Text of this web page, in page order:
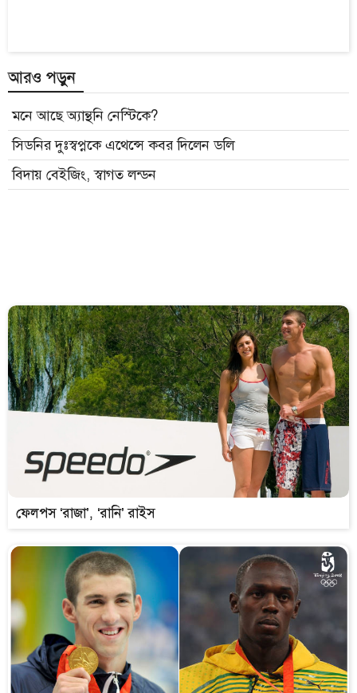
আরও পড়ুন
মনে আছে অ্যান্থনি নেস্টিকে?
সিডনির দুঃস্বপ্নকে এথেন্সে কবর দিলেন ডলি
বিদায় বেইজিং, স্বাগত লন্ডন
ফেলপস ‘রাজা’, ‘রানি’ রাইস